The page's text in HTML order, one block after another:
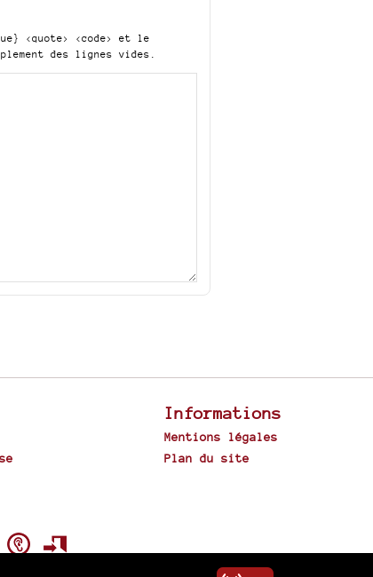
<quote> <code>
et le
des lignes vides.
Informations
Mentions légales
Plan du site